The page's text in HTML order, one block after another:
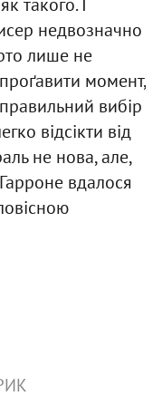
такого. І
недвозначно
лише не
момент,
вибір
відсікти від
не нова, але,
вдалося